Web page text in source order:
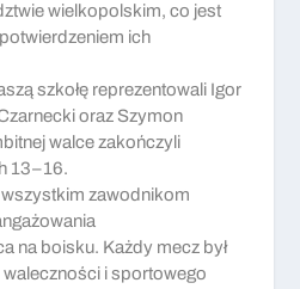
wielkopolskim, co jest
ich
szkołę reprezentowali Igor
oraz Szymon
walce zakończyli
13–16.
zawodnikom
na boisku. Każdy mecz był
i sportowego